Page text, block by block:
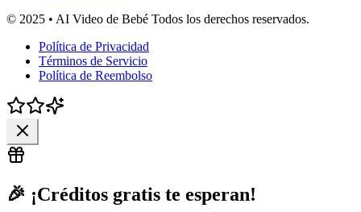
© 2025 • AI Video de Bebé Todos los derechos reservados.
Política de Privacidad
Términos de Servicio
Política de Reembolso
🎉 ¡Créditos gratis te esperan!